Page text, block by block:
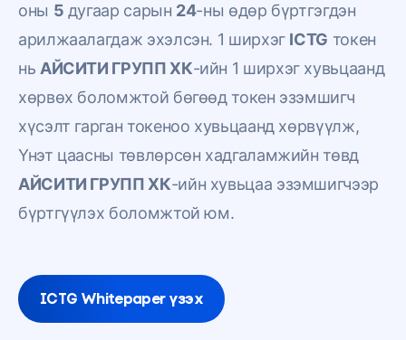
оны 5 дугаар сарын 24-ны өдөр бүртгэгдэн
арилжаалагдаж эхэлсэн. 1 ширхэг ICTG токен
нь АЙСИТИ ГРУПП ХК-ийн 1 ширхэг хувьцаанд
хөрвөх боломжтой бөгөөд токен эзэмшигч
хүсэлт гарган токеноо хувьцаанд хөрвүүлж,
Үнэт цаасны төвлөрсөн хадгаламжийн төвд
АЙСИТИ ГРУПП ХК-ийн хувьцаа эзэмшигчээр
бүртгүүлэх боломжтой юм.
ICTG Whitepaper үзэх